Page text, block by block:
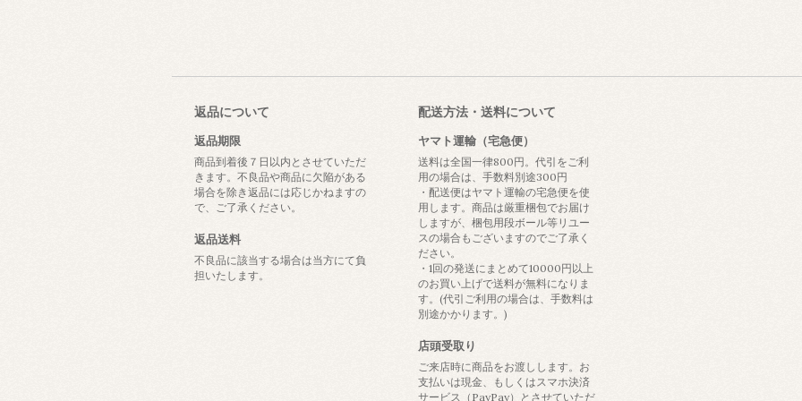
返品について
返品期限
商品到着後７日以内とさせていただ
きます。不良品や商品に欠陥がある
場合を除き返品には応じかねますの
で、ご了承ください。
返品送料
不良品に該当する場合は当方にて負
担いたします。
配送方法・送料について
ヤマト運輸（宅急便）
送料は全国一律800円。代引をご利
用の場合は、手数料別途300円
・配送便はヤマト運輸の宅急便を使
用します。商品は厳重梱包でお届け
しますが、梱包用段ボール等リユー
スの場合もございますのでご了承く
ださい。
・1回の発送にまとめて10000円以上
のお買い上げで送料が無料になりま
す。(代引ご利用の場合は、手数料は
別途かかります。)
店頭受取り
ご来店時に商品をお渡しします。お
支払いは現金、もしくはスマホ決済
サービス（PayPay）とさせていただ